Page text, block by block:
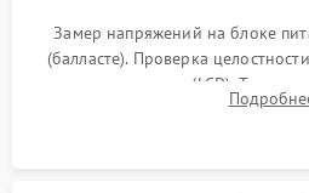
Замер напряжений на блоке
(балласте). Проверка
или поляризаторов (LCD).
температуры и оптопар с